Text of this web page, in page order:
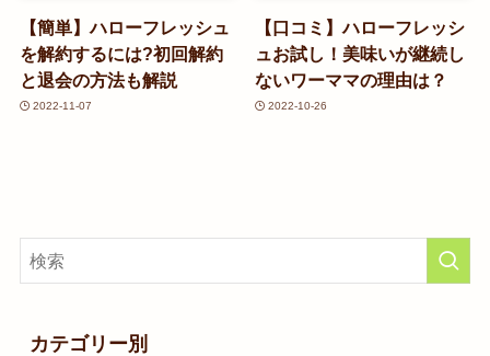
【簡単】ハローフレッシュ
を解約するには?初回解約
と退会の方法も解説
2022-11-07
【口コミ】ハローフレッシ
ュお試し！美味いが継続し
ないワーママの理由は？
2022-10-26
カテゴリー別